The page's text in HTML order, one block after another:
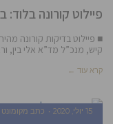
פיילוט קורונה
■ פיילוט בדיקות קורונה
קיש, מנכ”ל מד”א אלי בין,
קרא עוד ←
15 יולי, 2020 כתב מקומונט